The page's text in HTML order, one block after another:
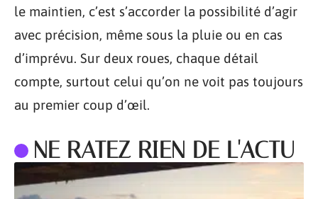
le maintien, c’est s’accorder la possibilité d’agir
avec précision, même sous la pluie ou en cas
d’imprévu. Sur deux roues, chaque détail
compte, surtout celui qu’on ne voit pas toujours
au premier coup d’œil.
NE RATEZ RIEN DE L'ACTU